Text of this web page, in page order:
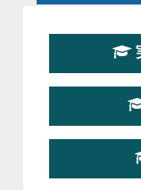
第１９期
2026-08-
第19期立
2026-03-20